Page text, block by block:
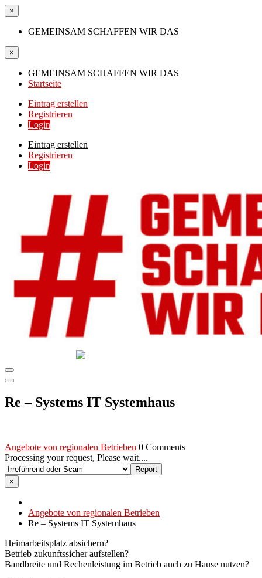
×
GEMEINSAM SCHAFFEN WIR DAS
×
GEMEINSAM SCHAFFEN WIR DAS
Startseite
Eintrag erstellen
Registrieren
Login
Eintrag erstellen
Registrieren
Login
GEMEINSAM SCHAFFEN WIR DAS
Re – Systems IT Systemhaus
Angebote von regionalen Betrieben 0 Comments
Processing your request, Please wait....
×
Angebote von regionalen Betrieben
Re – Systems IT Systemhaus
Heimarbeitsplatz absichern?
Betrieb zukunftssicher aufstellen?
Bandbreite und Rechenleistung im Betrieb auch zu Hause nutzen?